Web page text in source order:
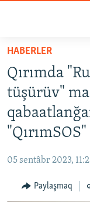
Esas
qaytmaq
Baş
navigatsiyağa
qaytmaq
Qıdıruvğa
HABERLER
SİYASET
İQTİSADİYAT
CEMİYET
İNSAN AQLARI
VİDEO
HABERLER
Qırımda
tüşürüv"
"QırımSOS"
05 sentâbr 2023,
Paylaşmaq